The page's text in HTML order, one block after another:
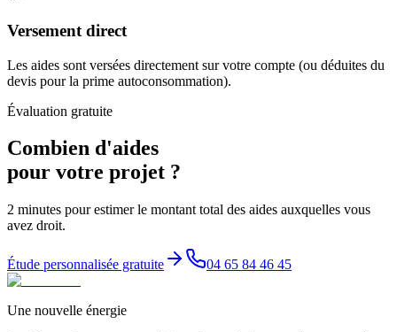
Versement direct
Les aides sont versées directement sur votre compte (ou déduites du
devis pour la prime autoconsommation).
Évaluation gratuite
Combien d'aides
pour votre projet ?
2 minutes pour estimer le montant total des aides auxquelles vous
avez droit.
Étude personnalisée gratuite 04 65 84 46 45
Une nouvelle énergie